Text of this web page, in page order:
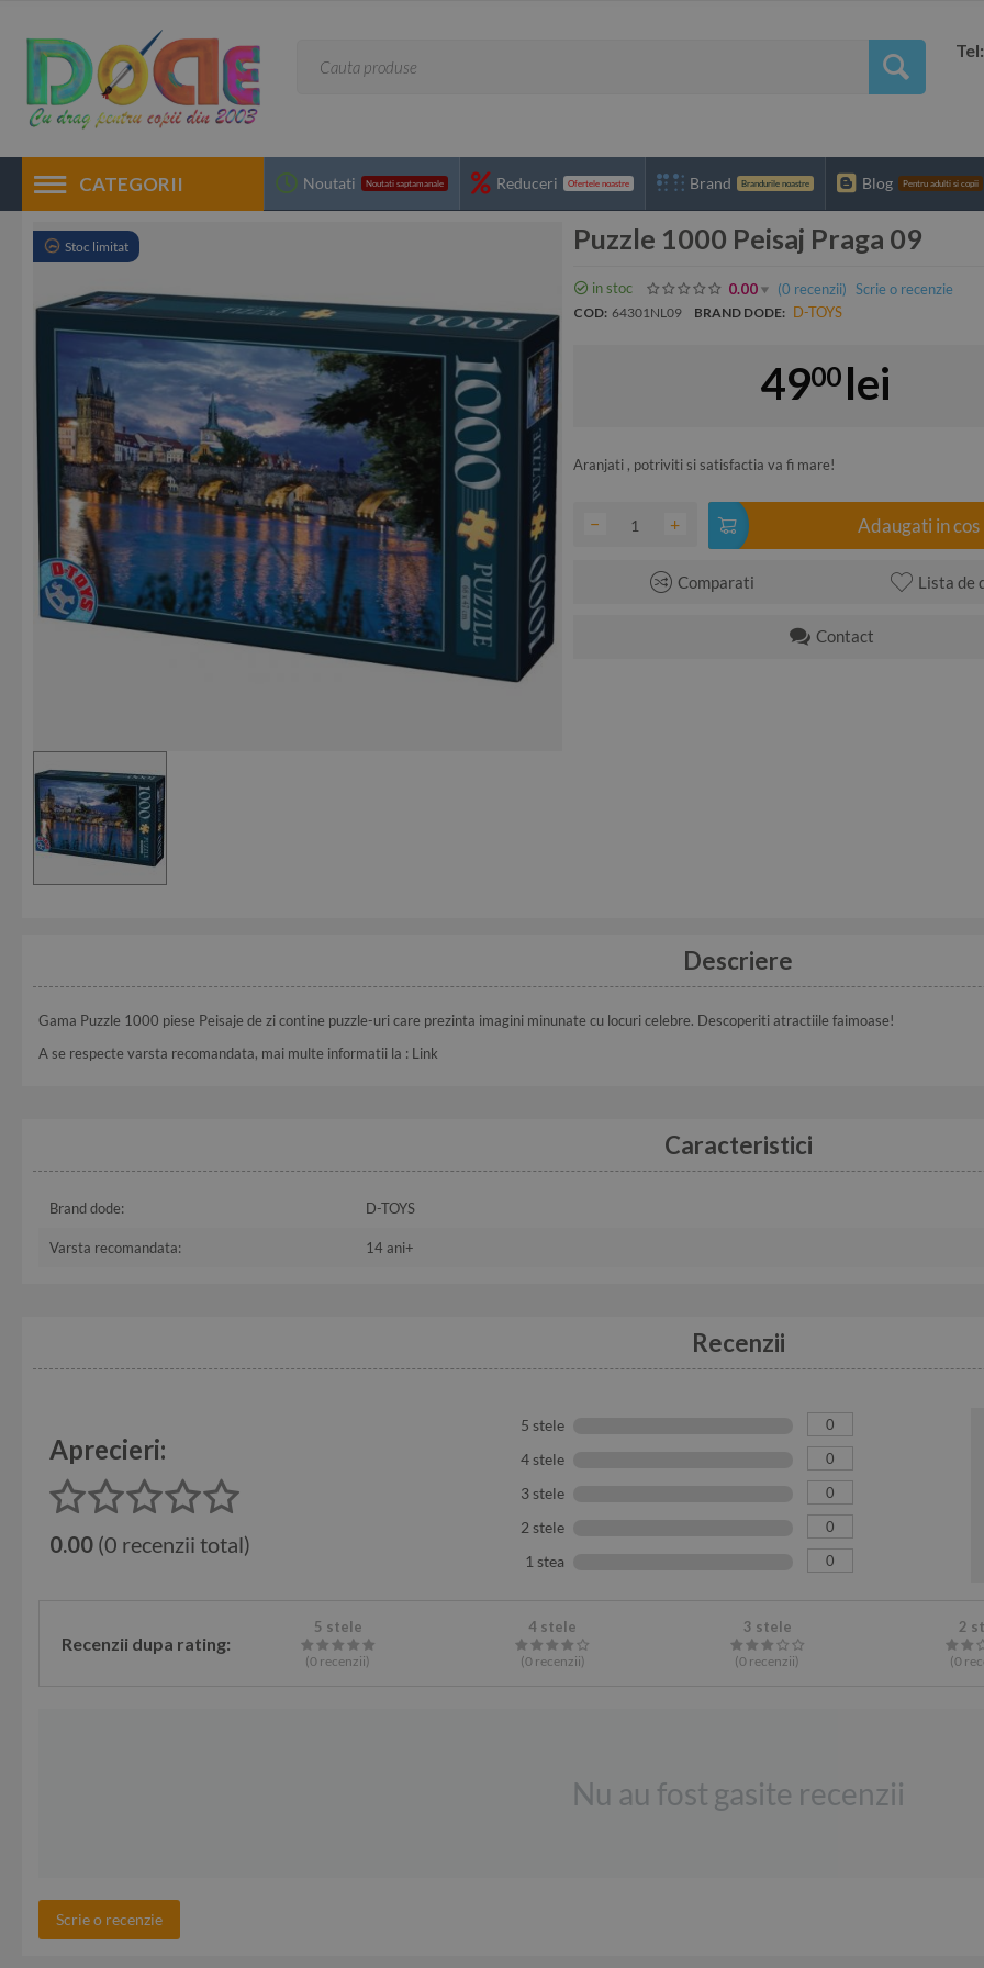
CATEGORII Noutati Noutati saptamanale Reduceri Ofertele noastre Brand Brandurile noastre Blog Pentru adulti si copii
Stoc limitat Puzzle 1000 Peisaj Praga 09
in stoc 0.00 (0 recenzii) Scrie o recenzie
COD: 64301NL09 BRAND DODE: D-TOYS
4900 lei
Aranjati , potriviti si satisfactia va fi mare!
+
− Adaugati in cos
Comparati Lista de
Contact
Descriere
Gama Puzzle 1000 piese Peisaje de zi contine puzzle-uri care prezinta imagini minunate cu locuri celebre. Descoperiti atractiile faimoase!
A se respecte varsta recomandata, mai multe informatii la : Link
Caracteristici
Brand dode: D-TOYS
Varsta recomandata: 14 ani+
Recenzii
Aprecieri:
0.00 (0 recenzii total)
5 stele 0
4 stele 0
3 stele 0
2 stele 0
1 stea 0
Recenzii dupa rating:
5 stele
(0 recenzii)
4 stele
(0recenzii)
3 stele
(0 recenzii)
2
(0
Nu au fost gasite recenzii
Scrie o recenzie